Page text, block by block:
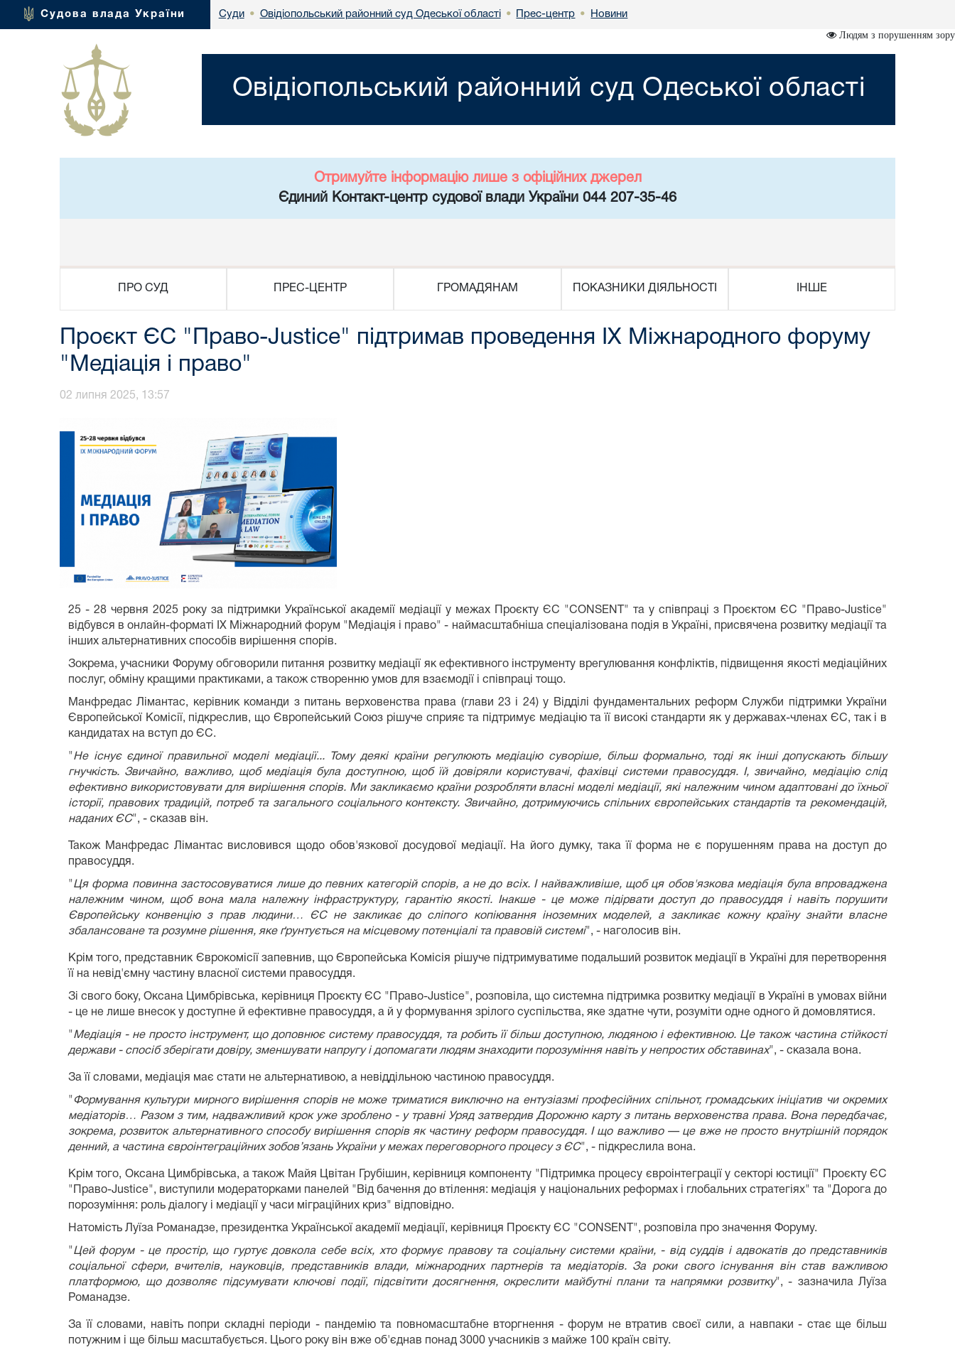
Судова влада України Суди • Овідіопольський районний суд Одеської області • Прес-центр • Новини
Людям з порушенням зору
Овідіопольський районний суд Одеської області
Отримуйте інформацію лише з офіційних джерел
Єдиний Контакт-центр судової влади України 044 207-35-46
ПРО СУД ПРЕС-ЦЕНТР ГРОМАДЯНАМ ПОКАЗНИКИ ДІЯЛЬНОСТІ ІНШЕ
Проєкт ЄС "Право-Justice" підтримав проведення IX Міжнародного форуму
"Медіація і право"
02 липня 2025, 13:57
25 - 28 червня 2025 року за підтримки Української академії медіації у межах Проєкту ЄС "CONSENT" та у співпраці з Проєктом ЄС "Право-Justice"
відбувся в онлайн-форматі IX Міжнародний форум "Медіація і право" - наймасштабніша спеціалізована подія в Україні, присвячена розвитку медіації та
інших альтернативних способів вирішення спорів.
Зокрема, учасники Форуму обговорили питання розвитку медіації як ефективного інструменту врегулювання конфліктів, підвищення якості медіаційних
послуг, обміну кращими практиками, а також створенню умов для взаємодії і співпраці тощо.
Манфредас Лімантас, керівник команди з питань верховенства права (глави 23 і 24) у Відділі фундаментальних реформ Служби підтримки України
Європейської Комісії, підкреслив, що Європейський Союз рішуче сприяє та підтримує медіацію та її високі стандарти як у державах-членах ЄС, так і в
кандидатах на вступ до ЄС.
" Не існує єдиної правильної моделі медіації... Тому деякі країни регулюють медіацію суворіше, більш формально, тоді як інші допускають більшу
гнучкість. Звичайно, важливо, щоб медіація була доступною, щоб їй довіряли користувачі, фахівці системи правосуддя. І, звичайно, медіацію слід
ефективно використовувати для вирішення спорів. Ми закликаємо країни розробляти власні моделі медіації, які належним чином адаптовані до їхньої
історії, правових традицій, потреб та загального соціального контексту. Звичайно, дотримуючись спільних європейських стандартів та рекомендацій,
наданих ЄС", - сказав він.
Також Манфредас Лімантас висловився щодо обов'язкової досудової медіації. На його думку, така її форма не є порушенням права на доступ до
правосуддя.
" Ця форма повинна застосовуватися лише до певних категорій спорів, а не до всіх. І найважливіше, щоб ця обов'язкова медіація була впроваджена
належним чином, щоб вона мала належну інфраструктуру, гарантію якості. Інакше - це може підірвати доступ до правосуддя і навіть порушити
Європейську конвенцію з прав людини… ЄС не закликає до сліпого копіювання іноземних моделей, а закликає кожну країну знайти власне
збалансоване та розумне рішення, яке ґрунтується на місцевому потенціалі та правовій системі", - наголосив він.
Крім того, представник Єврокомісії запевнив, що Європейська Комісія рішуче підтримуватиме подальший розвиток медіації в Україні для перетворення
її на невід'ємну частину власної системи правосуддя.
Зі свого боку, Оксана Цимбрівська, керівниця Проєкту ЄС "Право-Justice", розповіла, що системна підтримка розвитку медіації в Україні в умовах війни
- це не лише внесок у доступне й ефективне правосуддя, а й у формування зрілого суспільства, яке здатне чути, розуміти одне одного й домовлятися.
" Медіація - не просто інструмент, що доповнює систему правосуддя, та робить її більш доступною, людяною і ефективною. Це також частина стійкості
держави - спосіб зберігати довіру, зменшувати напругу і допомагати людям знаходити порозуміння навіть у непростих обставинах", - сказала вона.
За її словами, медіація має стати не альтернативою, а невіддільною частиною правосуддя.
" Формування культури мирного вирішення спорів не може триматися виключно на ентузіазмі професійних спільнот, громадських ініціатив чи окремих
медіаторів… Разом з тим, надважливий крок уже зроблено - у травні Уряд затвердив Дорожню карту з питань верховенства права. Вона передбачає,
зокрема, розвиток альтернативного способу вирішення спорів як частину реформ правосуддя. І що важливо — це вже не просто внутрішній порядок
денний, а частина євроінтеграційних зобов’язань України у межах переговорного процесу з ЄС", - підкреслила вона.
Крім того, Оксана Цимбрівська, а також Майя Цвітан Грубішин, керівниця компоненту "Підтримка процесу євроінтеграції у секторі юстиції" Проєкту ЄС
"Право-Justice", виступили модераторками панелей "Від бачення до втілення: медіація у національних реформах і глобальних стратегіях" та "Дорога до
порозуміння: роль діалогу і медіації у часи міграційних криз" відповідно.
Натомість Луїза Романадзе, президентка Української академії медіації, керівниця Проєкту ЄС "CONSENT", розповіла про значення Форуму.
" Цей форум - це простір, що гуртує довкола себе всіх, хто формує правову та соціальну системи країни, - від суддів і адвокатів до представників
соціальної сфери, вчителів, науковців, представників влади, міжнародних партнерів та медіаторів. За роки свого існування він став важливою
платформою, що дозволяє підсумувати ключові події, підсвітити досягнення, окреслити майбутні плани та напрямки розвитку", - зазначила Луїза
Романадзе.
За її словами, навіть попри складні періоди - пандемію та повномасштабне вторгнення - форум не втратив своєї сили, а навпаки - стає ще більш
потужним і ще більш масштабується. Цього року він вже об'єднав понад 3000 учасників з майже 100 країн світу.